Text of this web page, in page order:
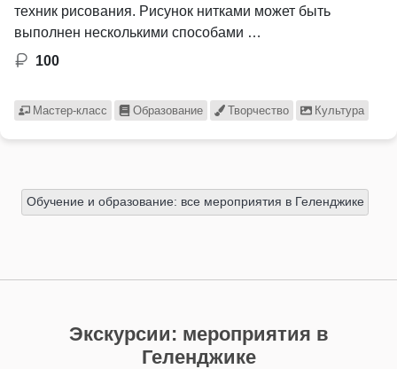
техник рисования. Рисунок нитками может быть
выполнен несколькими способами …
100
Мастер-класс Образование Творчество Культура
Обучение и образование: все мероприятия в Геленджике
Экскурсии: мероприятия в
Геленджике